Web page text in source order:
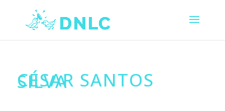
CÉSAR SANTOS
SILVA